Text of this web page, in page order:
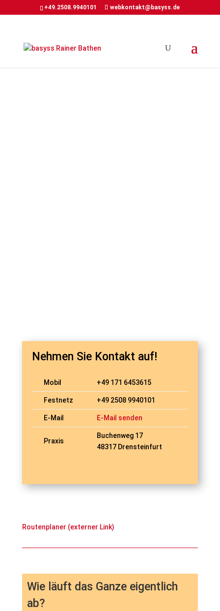
+49.2508.9940101 webkontakt@basyss.de
Nehmen Sie Kontakt auf!
Mobil +49 171 6453615
Festnetz +49 2508 9940101
E-Mail E-Mail senden
Praxis
Buchenweg 17
48317 Drensteinfurt
Routenplaner (externer Link)
Wie läuft das Ganze eigentlich
ab?